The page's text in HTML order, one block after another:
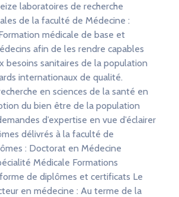
laboratoires de recherche
de la faculté de Médecine :
médicale de base et
afin de les rendre capables
besoins sanitaires de la population
internationaux de qualité.
en sciences de la santé en
du bien être de la population
d’expertise en vue d’éclairer
délivrés à la faculté de
: Doctorat en Médecine
Médicale Formations
de diplômes et certificats Le
en médecine : Au terme de la